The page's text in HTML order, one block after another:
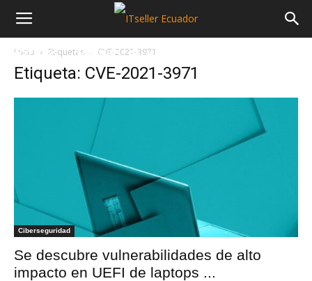
NOTICIAS MAYORISTAS
Inicio Etiquetas CVE-2021-3971
Etiqueta: CVE-2021-3971
Ciberseguridad
Se descubre vulnerabilidades de alto
impacto en UEFI de laptops ...